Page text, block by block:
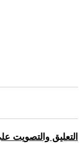
التعليق والتصويت